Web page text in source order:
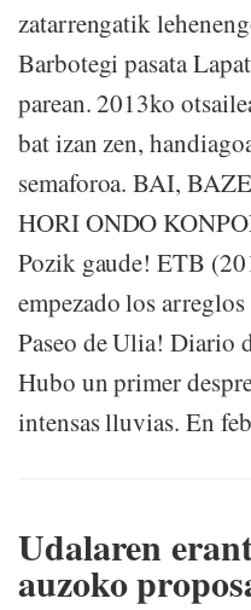
zatarrengatik
Barbotegi pasata
parean. 2013ko
bat izan zen,
semaforoa. BAI,
HORI ONDO
Pozik gaude! ETB
empezado los
Paseo de Ulia! Diario
Hubo un primer
intensas lluvias. En
Udalaren
auzoko